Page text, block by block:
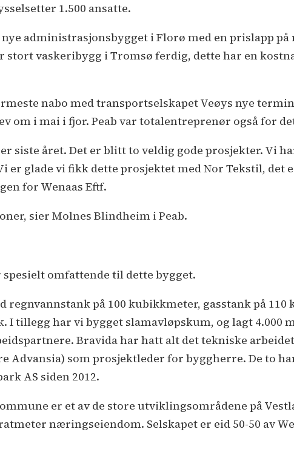
1.500 ansatte.
administrasjonsbygget i Florø med en prislapp
vaskeribygg i Tromsø ferdig, dette har en
nabo med transportselskapet Veøys nye
om i mai i fjor. Peab var totalentreprenør også for
siste året. Det er blitt to veldig gode prosjekter. Vi
er glade vi fikk dette prosjektet med Nor Tekstil, det
for Wenaas Eftf.
sier Molnes Blindheim i Peab.
omfattende til dette bygget.
regnvannstank på 100 kubikkmeter, gasstank på 110
tillegg har vi bygget slamavløpskum, og lagt 4.000
Bravida har hatt alt det tekniske
Advansia) som prosjektleder for byggherre. De to
AS siden 2012.
er et av de store utviklingsområdene på
næringseiendom. Selskapet er eid 50-50 av